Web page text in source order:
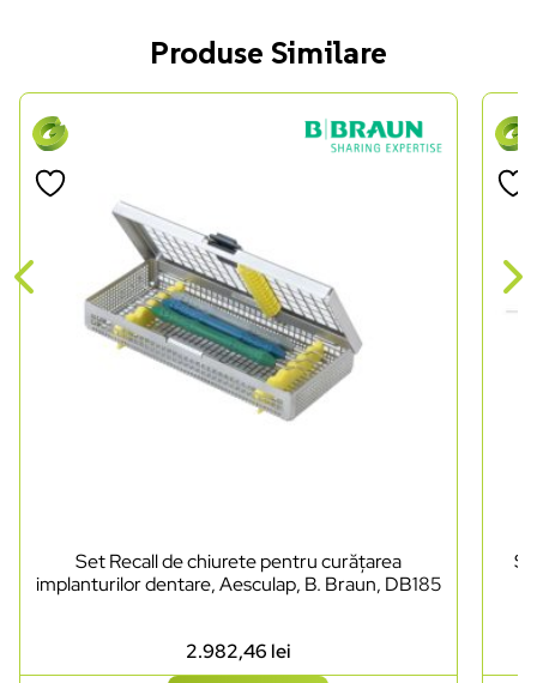
Produse Similare
Set Recall de chiurete pentru curățarea
implanturilor dentare, Aesculap, B. Braun, DB185
2.982,46 lei